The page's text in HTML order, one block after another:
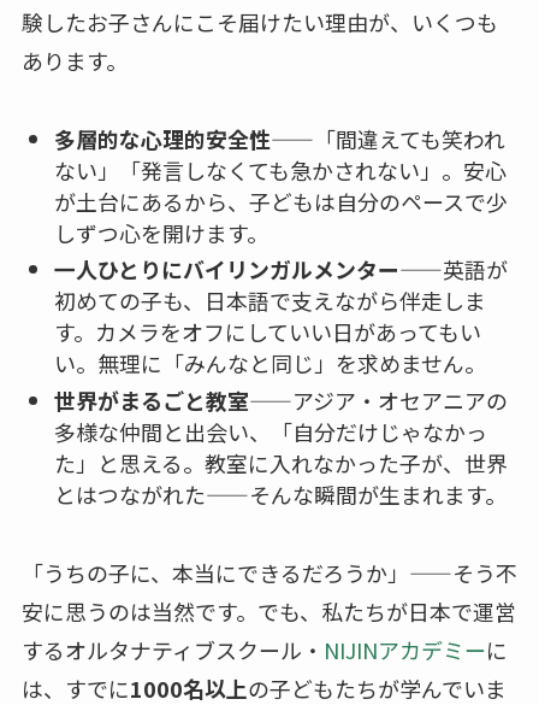
験したお子さんにこそ届けたい理由が、いくつも
あります。
多層的な心理的安全性——「間違えても笑われ
ない」「発言しなくても急かされない」。安心
が土台にあるから、子どもは自分のペースで少
しずつ心を開けます。
一人ひとりにバイリンガルメンター——英語が
初めての子も、日本語で支えながら伴走しま
す。カメラをオフにしていい日があってもい
い。無理に「みんなと同じ」を求めません。
世界がまるごと教室——アジア・オセアニアの
多様な仲間と出会い、「自分だけじゃなかっ
た」と思える。教室に入れなかった子が、世界
とはつながれた——そんな瞬間が生まれます。
「うちの子に、本当にできるだろうか」——そう不
安に思うのは当然です。でも、私たちが日本で運営
するオルタナティブスクール・ NIJINアカデミーに
は、すでに1000名以上の子どもたちが学んでいま